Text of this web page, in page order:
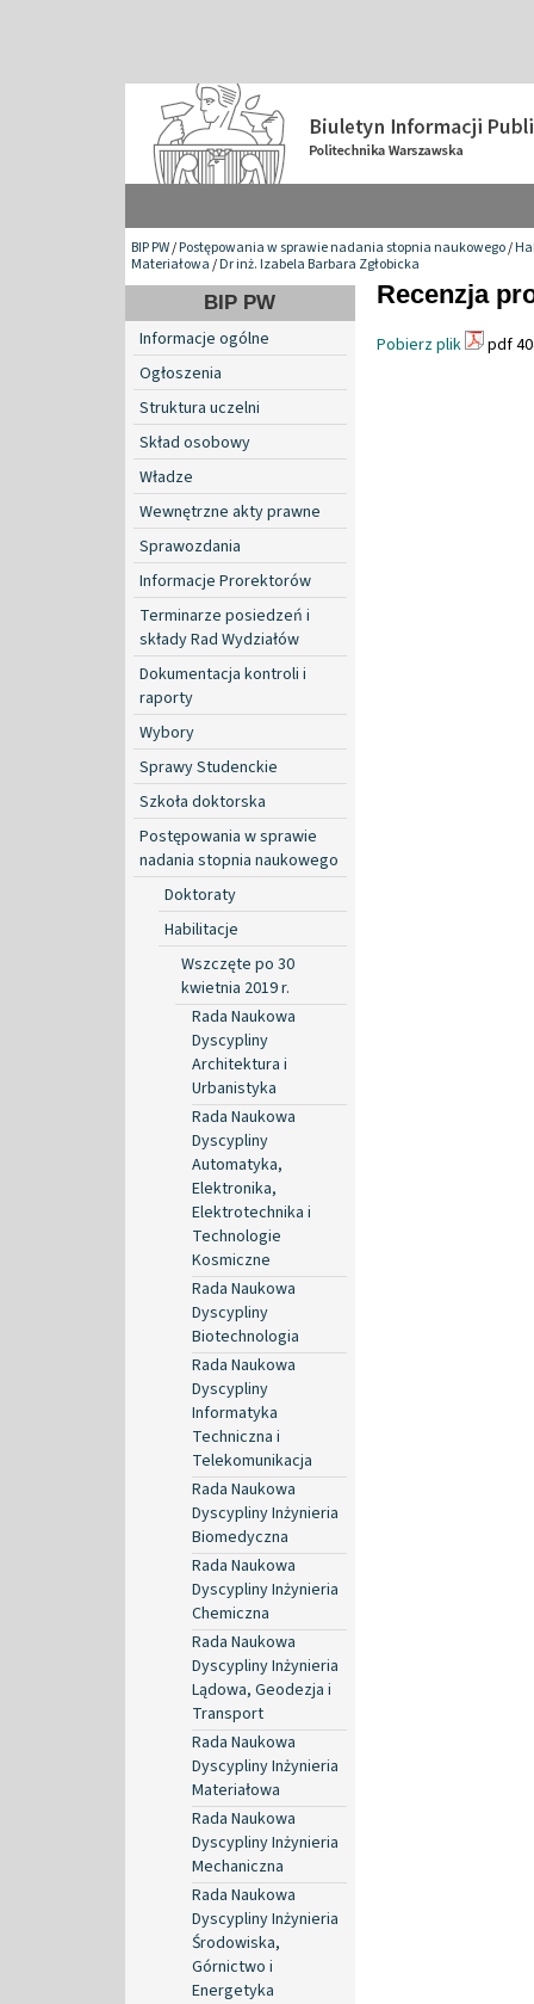
BIP PW/Postępowania w sprawie nadania stopnia naukowego/
Materiałowa/Dr inż. Izabela Barbara Zgłobicka
BIP PW
Informacje ogólne
Ogłoszenia
Struktura uczelni
Skład osobowy
Władze
Wewnętrzne akty prawne
Sprawozdania
Informacje Prorektorów
Terminarze posiedzeń i
składy Rad Wydziałów
Dokumentacja kontroli i
raporty
Wybory
Sprawy Studenckie
Szkoła doktorska
Postępowania w sprawie
nadania stopnia naukowego
Doktoraty
Habilitacje
Wszczęte po 30
kwietnia 2019 r.
Rada Naukowa
Dyscypliny
Architektura i
Urbanistyka
Rada Naukowa
Dyscypliny
Automatyka,
Elektronika,
Elektrotechnika i
Technologie
Kosmiczne
Rada Naukowa
Dyscypliny
Biotechnologia
Rada Naukowa
Dyscypliny
Informatyka
Techniczna i
Telekomunikacja
Rada Naukowa
Dyscypliny Inżynieria
Biomedyczna
Rada Naukowa
Dyscypliny Inżynieria
Chemiczna
Rada Naukowa
Dyscypliny Inżynieria
Lądowa, Geodezja i
Transport
Rada Naukowa
Dyscypliny Inżynieria
Materiałowa
Rada Naukowa
Dyscypliny Inżynieria
Mechaniczna
Rada Naukowa
Dyscypliny Inżynieria
Środowiska,
Górnictwo i
Energetyka
Recenzja
Pobierz plik pdf